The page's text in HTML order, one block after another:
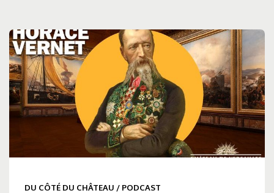
DU CÔTÉ DU CHÂTEAU / PODCAST